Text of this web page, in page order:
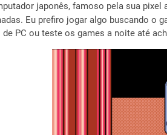
japonês, famoso pela sua
Eu prefiro jogar algo buscando o
PC ou teste os games a noite até